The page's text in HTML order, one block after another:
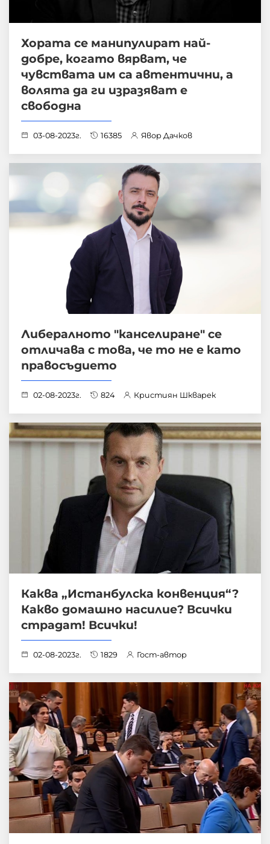
Хората се манипулират най-
добре, когато вярват, че
чувствата им са автентични, а
волята да ги изразяват е
свободна
03-08-2023г. 16385 Явор Дачков
Либералното "канселиране" се
отличава с това, че то не е като
правосъдието
02-08-2023г. 824 Кристиян Шкварек
Каква „Истанбулска конвенция“?
Какво домашно насилие? Всички
страдат! Всички!
02-08-2023г. 1829 Гост-автор